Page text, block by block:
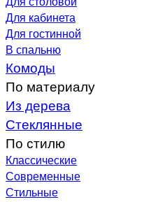
Для кабинета
Для гостинной
В спальню
Комоды
По материалу
Из дерева
Стеклянные
По стилю
Классические
Современные
Стильные